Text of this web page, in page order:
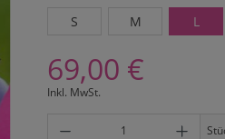
S
M L
69,00 €
Inkl. MwSt.
Produkt Anzahl: Gib den